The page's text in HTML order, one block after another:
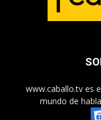
www.caballo.tv es
mundo de